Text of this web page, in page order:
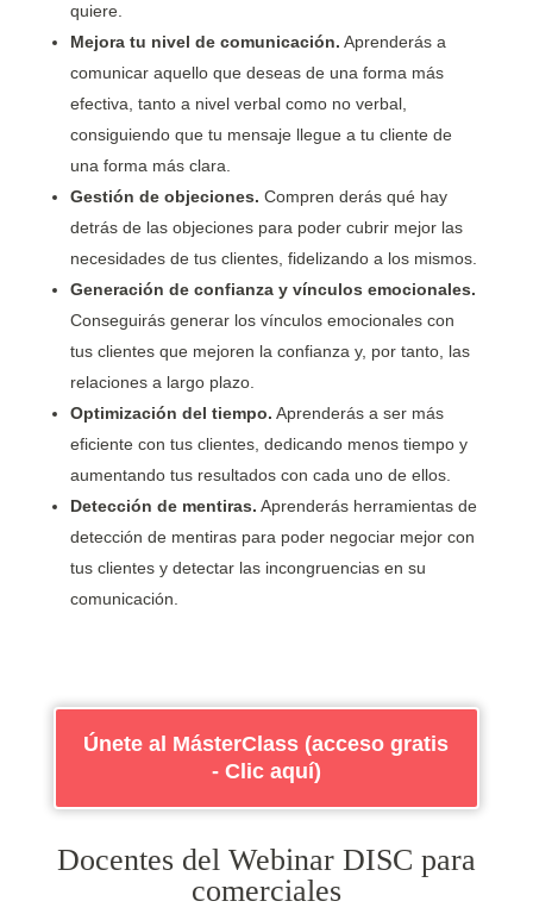
quiere.
Mejora tu nivel de comunicación. Aprenderás a
comunicar aquello que deseas de una forma más
efectiva, tanto a nivel verbal como no verbal,
consiguiendo que tu mensaje llegue a tu cliente de
una forma más clara.
Gestión de objeciones. Compren derás qué hay
detrás de las objeciones para poder cubrir mejor las
necesidades de tus clientes, fidelizando a los mismos.
Generación de confianza y vínculos emocionales.
Conseguirás generar los vínculos emocionales con
tus clientes que mejoren la confianza y, por tanto, las
relaciones a largo plazo.
Optimización del tiempo. Aprenderás a ser más
eficiente con tus clientes, dedicando menos tiempo y
aumentando tus resultados con cada uno de ellos.
Detección de mentiras. Aprenderás herramientas de
detección de mentiras para poder negociar mejor con
tus clientes y detectar las incongruencias en su
comunicación.
Únete al MásterClass (acceso gratis
- Clic aquí)
Docentes del Webinar DISC para
comerciales